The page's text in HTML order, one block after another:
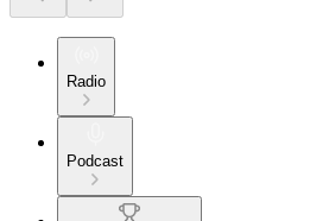
Radio
Podcast